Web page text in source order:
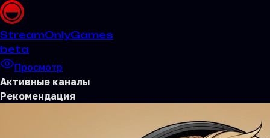
StreamOnlyGames
beta
Просмотр
Активные каналы
Рекомендация